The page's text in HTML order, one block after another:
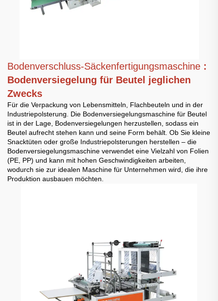
Bodenverschluss-Säckenfertigungsmaschine :
Bodenversiegelung für Beutel jeglichen
Zwecks
Für die Verpackung von Lebensmitteln, Flachbeuteln und in der
Industriepolsterung. Die Bodenversiegelungsmaschine für Beutel
ist in der Lage, Bodenversiegelungen herzustellen, sodass ein
Beutel aufrecht stehen kann und seine Form behält. Ob Sie kleine
Snacktüten oder große Industriepolsterungen herstellen – die
Bodenversiegelungsmaschine verwendet eine Vielzahl von Folien
(PE, PP) und kann mit hohen Geschwindigkeiten arbeiten,
wodurch sie zur idealen Maschine für Unternehmen wird, die ihre
Produktion ausbauen möchten.